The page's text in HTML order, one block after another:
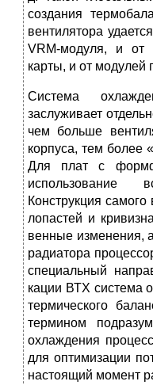
создания
вентилятора
VRM-модуля, и от
карты, и от моду­лей
Система
заслуживает
чем больше
корпуса, тем более
Для плат с
использование
Конструкция самого
лопастей и
венные изменения,
радиатора
специальный
кации ВТХ система
термического
термином
охлаждения
для оптимизации
настоящий момент